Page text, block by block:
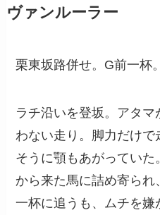
ヴァンルーラー
栗東坂路併せ。G前一杯。
ラチ沿いを登坂。アタ
わない走り。脚力だけで
そうに顎もあがってい
から来た馬に詰め寄ら
一杯に追うも、ムチを